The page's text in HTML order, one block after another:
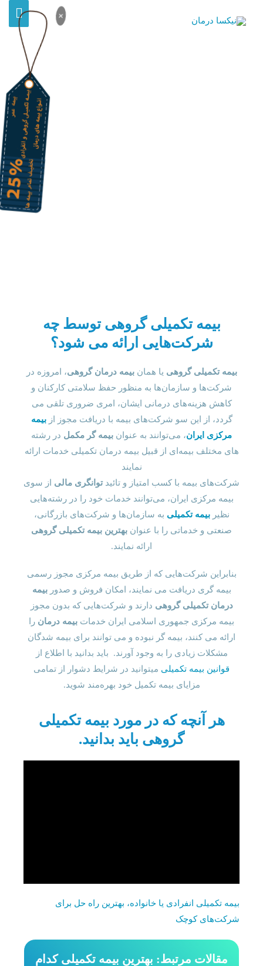
×
بیمه تکمیلی گروهی توسط چه
شرکت‌هایی ارائه می شود؟
بیمه تکمیلی گروهی یا همانبیمه درمان گروهی، امروزه در
شرکت‌ها و سازمان‌ها به منظور حفظ سلامتی کارکنان و
کاهش هزینه‌های درمانی ایشان، امری ضروری تلقی می
گردد، از این سو شرکت‌های بیمه با دریافت مجوز ازبیمه
مرکزی ایران، می‌توانند به عنوان بیمه گر مکمل در رشته
های مختلف بیمه‌ای از قبیل بیمه‌ درمان تکمیلی خدمات ارائه
نمایند
شرکت‌های بیمه با کسب امتیاز و تائیدتوانگری مالی از سوی
بیمه مرکزی ایران، می‌توانند خدمات خود را در رشته‌هایی
نظیربیمه تکمیلی به سازمان‌ها و شرکت‌های بازرگانی،
صنعتی و خدماتی را با عنوان بهترین بیمه تکمیلی گروهی
ارائه نمایند.
بنابراین شرکت‌هایی که از طریق بیمه مرکزی مجوز رسمی
بیمه گری دریافت می نمایند، امکان فروش و صدوربیمه
درمان تکمیلی گروهی دارند و شرکت‌هایی که بدون مجوز
بیمه مرکزی جمهوری اسلامی ایران خدمات بیمه درمان را
ارائه می کنند، بیمه گر نبوده و می توانند برای بیمه شدگان
مشکلات زیادی را به وجود آورند. باید بدانید با اطلاع از
قوانین بیمه تکمیلی میتوانید در شرایط دشوار از تمامی
مزایای بیمه تکمیل خود بهره‌مند شوید.
هر آنچه که در مورد بیمه تکمیلی
گروهی باید بدانید.
بیمه تکمیلی انفرادی یا خانواده، بهترین راه حل برای
شرکت‌های کوچک
مقالات مرتبط: بهترین بیمه تکمیلی کدام